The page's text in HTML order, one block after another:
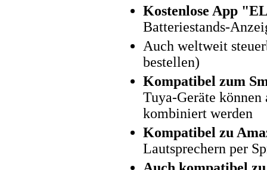
Kostenlose App
Batteriestands-
Auch weltweit
bestellen)
Kompatibel zum
Tuya-Geräte
kombiniert werden
Kompatibel zu
Lautsprechern per